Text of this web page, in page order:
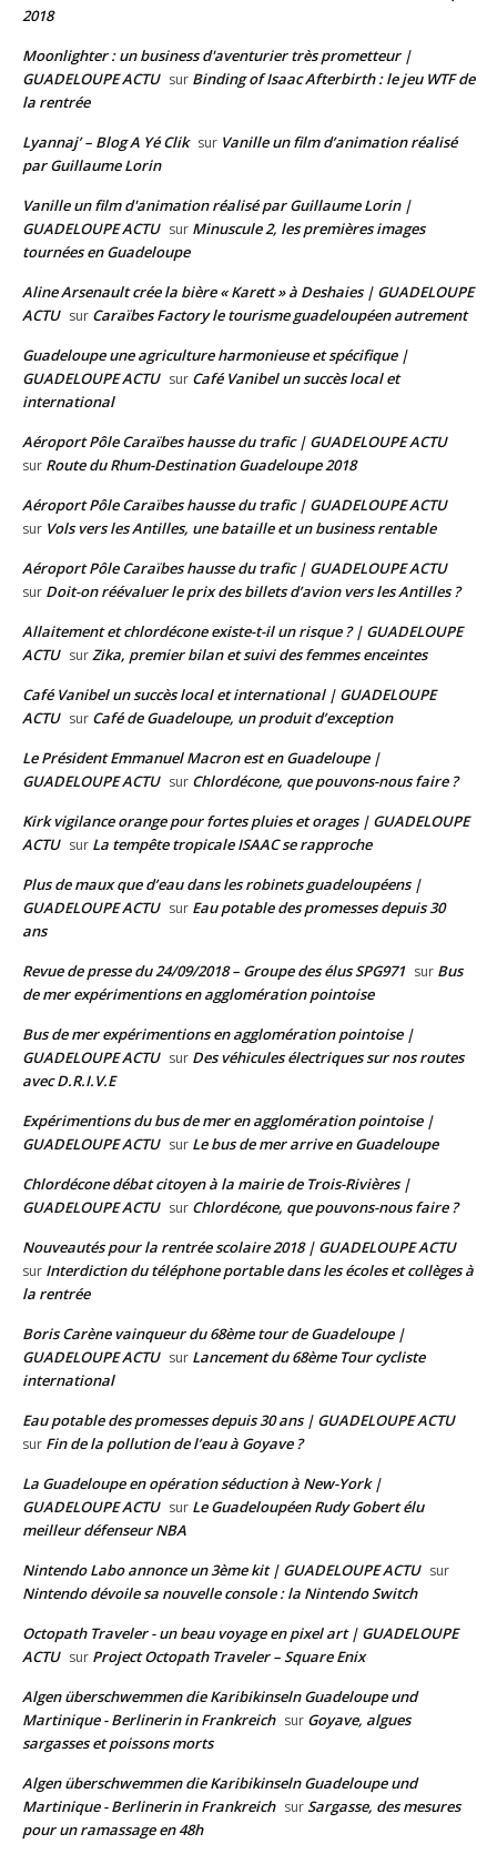
2018
Moonlighter : un business d'aventurier très prometteur |
GUADELOUPE ACTU sur Binding of Isaac Afterbirth : le jeu WTF de
la rentrée
Lyannaj’ – Blog A Yé Clik sur Vanille un film d’animation réalisé
par Guillaume Lorin
Vanille un film d'animation réalisé par Guillaume Lorin |
GUADELOUPE ACTU sur Minuscule 2, les premières images
tournées en Guadeloupe
Aline Arsenault crée la bière « Karett » à Deshaies | GUADELOUPE
ACTU sur Caraïbes Factory le tourisme guadeloupéen autrement
Guadeloupe une agriculture harmonieuse et spécifique |
GUADELOUPE ACTU sur Café Vanibel un succès local et
international
Aéroport Pôle Caraïbes hausse du trafic | GUADELOUPE ACTU
sur Route du Rhum-Destination Guadeloupe 2018
Aéroport Pôle Caraïbes hausse du trafic | GUADELOUPE ACTU
sur Vols vers les Antilles, une bataille et un business rentable
Aéroport Pôle Caraïbes hausse du trafic | GUADELOUPE ACTU
sur Doit-on réévaluer le prix des billets d’avion vers les Antilles ?
Allaitement et chlordécone existe-t-il un risque ? | GUADELOUPE
ACTU surZika, premier bilan et suivi des femmes enceintes
Café Vanibel un succès local et international | GUADELOUPE
ACTU sur Café de Guadeloupe, un produit d’exception
Le Président Emmanuel Macron est en Guadeloupe |
GUADELOUPE ACTU sur Chlordécone, que pouvons-nous faire ?
Kirk vigilance orange pour fortes pluies et orages | GUADELOUPE
ACTU sur La tempête tropicale ISAAC se rapproche
Plus de maux que d’eau dans les robinets guadeloupéens |
GUADELOUPE ACTU sur Eau potable des promesses depuis 30
ans
Revue de presse du 24/09/2018 – Groupe des élus SPG971 sur Bus
de mer expérimentions en agglomération pointoise
Bus de mer expérimentions en agglomération pointoise |
GUADELOUPE ACTU sur Des véhicules électriques sur nos routes
avec D.R.I.V.E
Expérimentions du bus de mer en agglomération pointoise |
GUADELOUPE ACTU sur Le bus de mer arrive en Guadeloupe
Chlordécone débat citoyen à la mairie de Trois-Rivières |
GUADELOUPE ACTU sur Chlordécone, que pouvons-nous faire ?
Nouveautés pour la rentrée scolaire 2018 | GUADELOUPE ACTU
sur Interdiction du téléphone portable dans les écoles et collèges à
la rentrée
Boris Carène vainqueur du 68ème tour de Guadeloupe |
GUADELOUPE ACTU sur Lancement du 68ème Tour cycliste
international
Eau potable des promesses depuis 30 ans | GUADELOUPE ACTU
sur Fin de la pollution de l’eau à Goyave ?
La Guadeloupe en opération séduction à New-York |
GUADELOUPE ACTU sur Le Guadeloupéen Rudy Gobert élu
meilleur défenseur NBA
Nintendo Labo annonce un 3ème kit | GUADELOUPE ACTU sur
Nintendo dévoile sa nouvelle console : la Nintendo Switch
Octopath Traveler - un beau voyage en pixel art | GUADELOUPE
ACTU sur Project Octopath Traveler – Square Enix
Algen überschwemmen die Karibikinseln Guadeloupe und
Martinique - Berlinerin in Frankreich sur Goyave, algues
sargasses et poissons morts
Algen überschwemmen die Karibikinseln Guadeloupe und
Martinique - Berlinerin in Frankreich surSargasse, des mesures
pour un ramassage en 48h